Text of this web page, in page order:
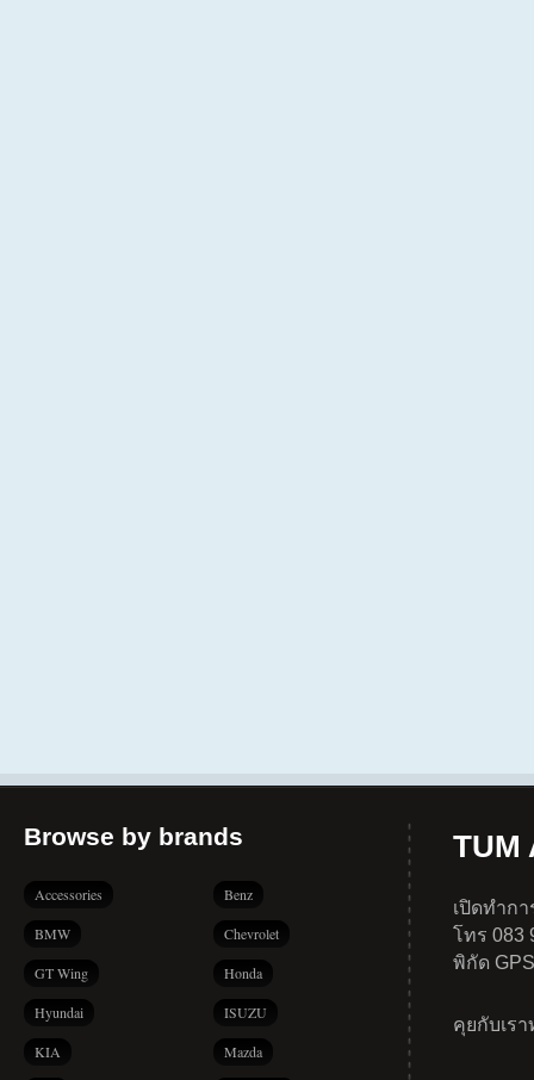
Browse by brands
Accessories Benz
BMW Chevrolet
GT Wing Honda
Hyundai ISUZU
KIA Mazda
TUM
เปิดทำก
โทร 083
พิกัด
คุยกับเร